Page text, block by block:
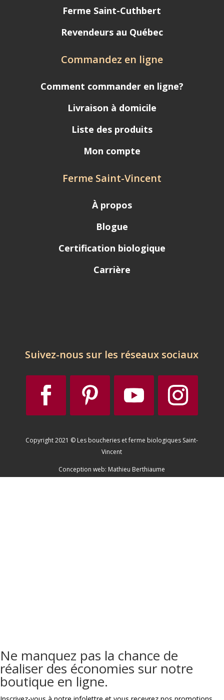
Ferme Saint-Cuthbert
Revendeurs au Québec
Commandez en ligne
Comment commander en ligne?
Livraison à domicile
Liste des produits
Mon compte
Ferme Saint-Vincent
À propos
Blogue
Certification biologique
Carrière
Suivez-nous sur les réseaux sociaux
Copyright 2021 © Les boucheries et ferme biologiques Saint-
Vincent
Conception web: Mathieu Berthiaume
Ne manquez pas la chance de
réaliser des économies sur notre
boutique en ligne.